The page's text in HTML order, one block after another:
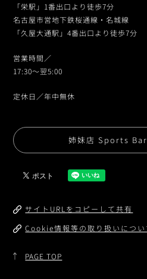
「栄駅」1番出口より徒歩7分
名古屋市営地下鉄桜通線・名城線
「久屋大通駅」4番出口より徒歩7分
営業時間／
17:30〜翌5:00
定休日／年中無休
姉妹店 Sports
サイトURLをコピーして共有
Cookie情報等の取り扱いについ
PAGE TOP